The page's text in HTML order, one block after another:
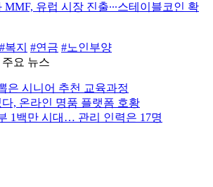
유럽 시장 진출∙∙∙스테이블코인 확
#복지 #연금 #노인부양
요 뉴스
은 시니어 추천 교육과정
, 온라인 명품 플랫폼 호황
1백만 시대… 관리 인력은 17명